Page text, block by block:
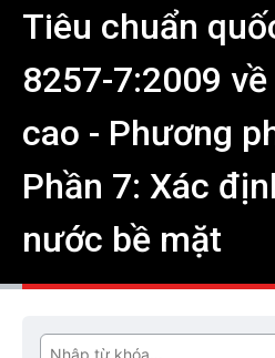
Tiêu chuẩn
8257-7:2009
cao - Phương
Phần 7: Xác
nước bề mặt
Tìm